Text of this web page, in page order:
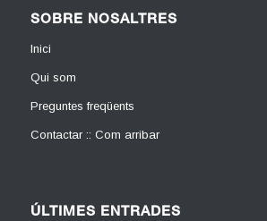
SOBRE NOSALTRES
Inici
Qui som
Preguntes freqüents
Contactar :: Com arribar
ÚLTIMES ENTRADES